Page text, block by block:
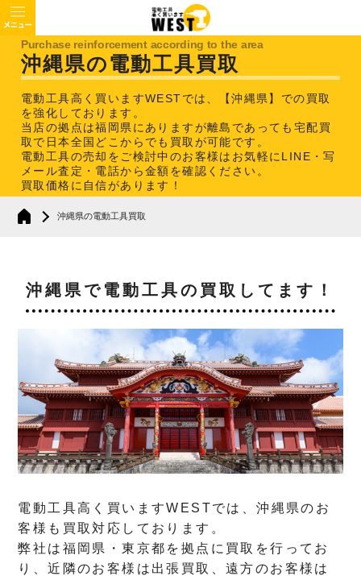
沖縄県の電動工具買取
電動工具高く買いますWESTでは、【沖縄県】での買取
を強化しております。
当店の拠点は福岡県にありますが離島であっても宅配買
取で日本全国どこからでも買取が可能です。
電動工具の売却をご検討中のお客様はお気軽にLINE・写
メール査定・電話から金額を確認ください。
買取価格に自信があります！
沖縄県の電動工具買取
沖縄県で電動工具の買取してます！
電動工具高く買いますWESTでは、沖縄県のお
客様も買取対応しております。
弊社は福岡県・東京都を拠点に買取を行ってお
り、近隣のお客様は出張買取、遠方のお客様は